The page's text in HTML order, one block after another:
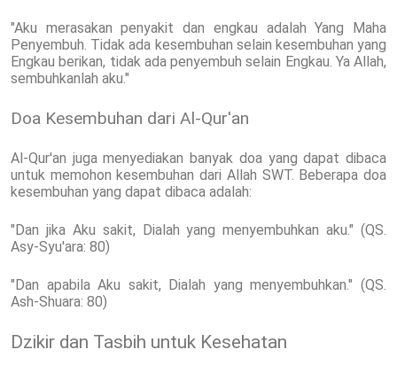
"Aku merasakan penyakit dan engkau adalah Yang Maha
Penyembuh. Tidak ada kesembuhan selain kesembuhan yang
Engkau berikan, tidak ada penyembuh selain Engkau. Ya Allah,
sembuhkanlah aku."
Doa Kesembuhan dari Al-Qur'an
Al-Qur'an juga menyediakan banyak doa yang dapat dibaca
untuk memohon kesembuhan dari Allah SWT. Beberapa doa
kesembuhan yang dapat dibaca adalah:
"Dan jika Aku sakit, Dialah yang menyembuhkan aku." (QS.
Asy-Syu'ara: 80)
"Dan apabila Aku sakit, Dialah yang menyembuhkan." (QS.
Ash-Shuara: 80)
Dzikir dan Tasbih untuk Kesehatan